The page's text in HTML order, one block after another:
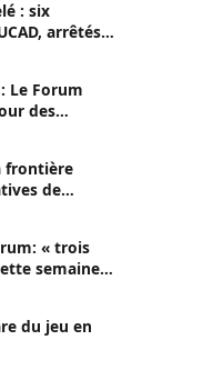
: six
arrêtés à
propagé le
Le Forum
des
frontière
de
« trois
semaine à
du jeu en